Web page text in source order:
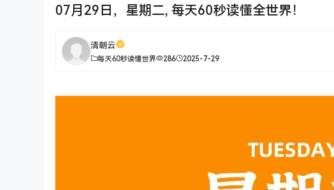
07月29日，星期二, 每天60秒读懂全世界！
清朝云
每天60秒读懂世界 286 2025-7-29